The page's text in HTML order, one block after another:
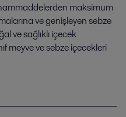
maksimum
ve genişleyen sebze
ve sağlıklı içecek
meyve ve sebze içecekleri